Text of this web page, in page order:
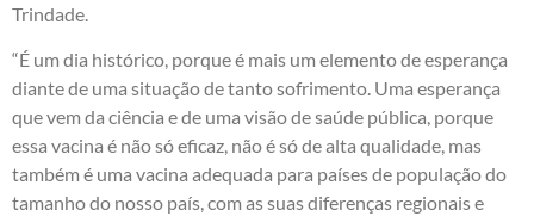
Trindade.
“É um dia histórico, porque é mais um elemento de esperança
diante de uma situação de tanto sofrimento. Uma esperança
que vem da ciência e de uma visão de saúde pública, porque
essa vacina é não só eficaz, não é só de alta qualidade, mas
também é uma vacina adequada para países de população do
tamanho do nosso país, com as suas diferenças regionais e